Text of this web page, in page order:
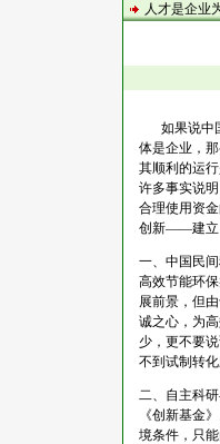
人才是企业
如果说中
体是企业，
其顺利的运
许多事实说
合理使用资
创新——建立
一、中国民
高效节能环
展前景，但
诚之心，为
少，更不要
不到试制转
二、自主科
《创新基金
境条件，只